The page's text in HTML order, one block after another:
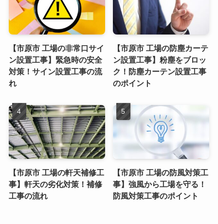
【市原市 工場の非常口サイ
ン設置工事】緊急時の安全
対策！サイン設置工事の流
れ
【市原市 工場の防塵カーテ
ン設置工事】粉塵をブロッ
ク！防塵カーテン設置工事
のポイント
【市原市 工場の軒天補修工
事】軒天の劣化対策！補修
工事の流れ
【市原市 工場の防風対策工
事】強風から工場を守る！
防風対策工事のポイント